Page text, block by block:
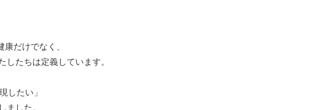
だけでなく、
たちは定義しています。
したい」
ました。